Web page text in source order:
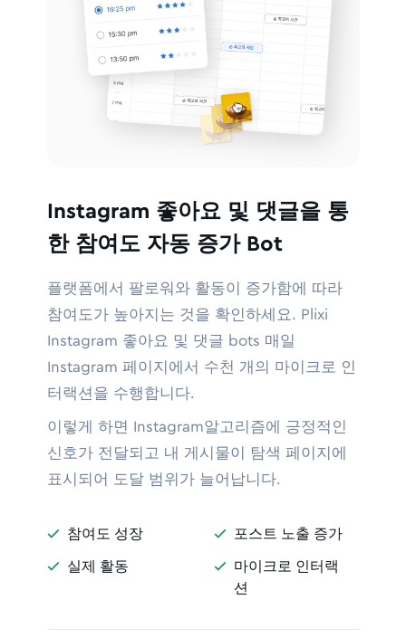
Instagram 좋아요 및 댓글을 통
한 참여도 자동 증가 Bot
플랫폼에서 팔로워와 활동이 증가함에 따라
참여도가 높아지는 것을 확인하세요. Plixi
Instagram 좋아요 및 댓글 bots 매일
Instagram 페이지에서 수천 개의 마이크로 인
터랙션을 수행합니다.
이렇게 하면 Instagram알고리즘에 긍정적인
신호가 전달되고 내 게시물이 탐색 페이지에
표시되어 도달 범위가 늘어납니다.
 참여도 성장
 실제 활동
 포스트 노출 증가

마이크로 인터랙
션